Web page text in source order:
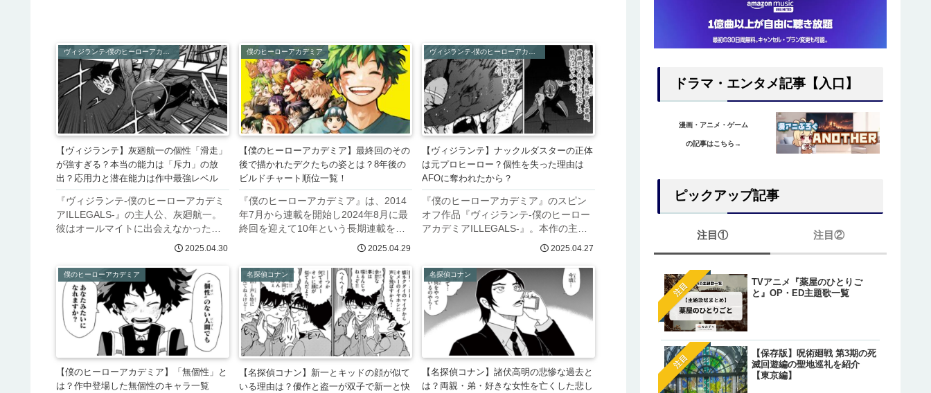
【ヴィジランテ】灰廻航一の個性「滑走」
が強すぎる？本当の能力は「斥力」の放
出？応用力と潜在能力は作中最強レベル
『ヴィジランテ-僕のヒーローアカデミ
アILLEGALS-』の主人公、灰廻航一。
彼はオールマイトに出会えなかった緑
谷出久というテーマで凡人として描か
ないと思われた個性「滑走」が強すぎ
ると話題になっています。で...
2025.04.30
僕のヒーローアカデミア
【僕のヒーローアカデミア】最終回のその
後で描かれたデクたちの姿とは？8年後の
ビルドチャート順位一覧！
『僕のヒーローアカデミア』は、2014
年7月から連載を開始し2024年8月に最
終回を迎えて10年という長期連載を終
了しました。本作の舞台は「学校」で
るため、最終回は定番の卒業式から大
人になった数年後の未来を...
2025.04.29
【ヴィジランテ】ナックルダスターの正体
は元プロヒーロー？個性を失った理由は
AFOに奪われたから？
『僕のヒーローアカデミア』のスピン
オフ作品『ヴィジランテ-僕のヒーロー
アカデミアILLEGALS-』。本作の主人
公・灰廻航一の師匠であり、航一とポ
をする正体不明の男・ナックルダスタ
ーですが、その正体は元プロ...
2025.04.27
僕のヒーローアカデミア
【僕のヒーローアカデミア】「無個性」と
は？作中登場した無個性のキャラ一覧
名探偵コナン
【名探偵コナン】新一とキッドの顔が似て
いる理由は？優作と盗一が双子で新一と快
名探偵コナン
【名探偵コナン】諸伏高明の悲惨な過去と
は？両親・弟・好きな女性を亡くした悲し
ドラマ・エンタメ記事【入口】
漫画・アニメ・ゲーム
の記事はこちら→
ピックアップ記事
注目①
注目
TVアニメ『薬屋のひとりご
と』OP・ED主題歌一覧
注目
【保存版】呪術廻戦 第3期の死
滅回遊編の聖地巡礼を紹介
【東京編】
注目②
注目
【ワンピース】ゲッコー
リアの正体は『光月もり
注目
【オレが私になるまで】
明（アキラ）のあざとか
いシーン総まとめ！